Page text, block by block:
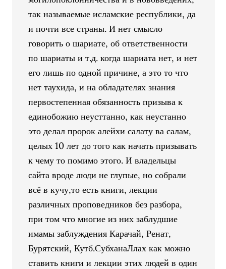
так называемые исламские республики, да
и почти все страны. И нет смысло
говорить о шариате, об ответственности
по шариаты и т.д. когда шариата нет, и нет
его лишь по одной причине, а это то что
нет таухида, и на обладателях знания
первостепенная обязанность призыва к
единобожию неусттанно, как неустанно
это делал пророк алейхи салату ва салам,
целых 10 лет до того как начать призывать
к чему то помимо этого. И владельцы
сайта вроде люди не глупые, но собрали
всё в кучу,то есть книги, лекции
различных проповедников без разбора,
при том что многие из них заблудшие
имамы заблуждения Карачай, Ренат,
Бурятский, Кутб.СубханаЛлах как можно
ставить книги и лекции этих людей в один